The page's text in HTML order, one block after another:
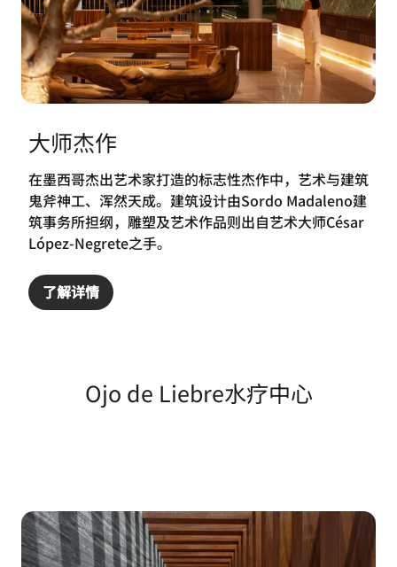
大师杰作
在墨西哥杰出艺术家打造的标志性杰作中，艺术与建筑
鬼斧神工、浑然天成。建筑设计由Sordo Madaleno建
筑事务所担纲，雕塑及艺术作品则出自艺术大师César
López-Negrete之手。
了解详情
Ojo de Liebre水疗中心